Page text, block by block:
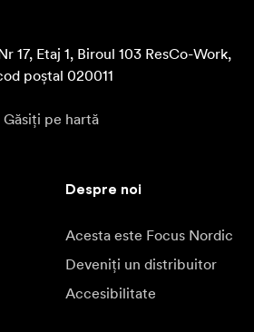
17, Etaj 1, Biroul 103 ResCo-Work,
poștal 020011
Găsiți pe hartă
Despre noi
Acesta este Focus Nordic
Deveniți un distribuitor
Accesibilitate